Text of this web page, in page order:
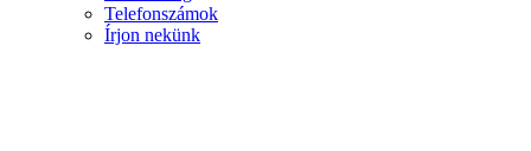
Telefonszámok
Írjon nekünk